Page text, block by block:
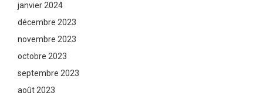
janvier 2024
décembre 2023
novembre 2023
octobre 2023
septembre 2023
août 2023